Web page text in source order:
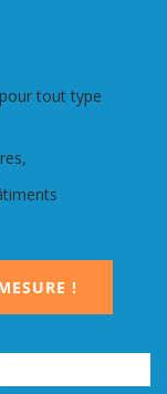
tout type
!